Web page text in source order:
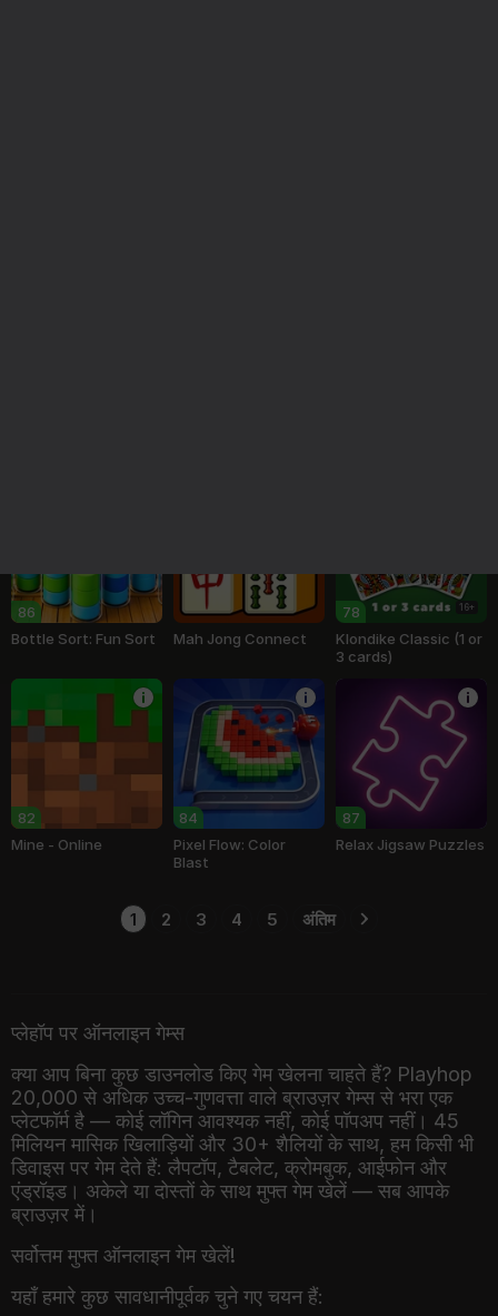
86
Bottle Sort: Fun Sort
Mah Jong Connect
78 16+
Klondike Classic (1 or
3 cards)
82
Mine - Online
84
Pixel Flow: Color
Blast
87
Relax Jigsaw Puzzles
1 2 3 4 5 अंतिम
प्लेहॉप पर ऑनलाइन गेम्स
क्या आप बिना कुछ डाउनलोड किए गेम खेलना चाहते हैं? Playhop
20,000 से अधिक उच्च-गुणवत्ता वाले ब्राउज़र गेम्स से भरा एक
प्लेटफॉर्म है — कोई लॉगिन आवश्यक नहीं, कोई पॉपअप नहीं। 45
मिलियन मासिक खिलाड़ियों और 30+ शैलियों के साथ, हम किसी भी
डिवाइस पर गेम देते हैं: लैपटॉप, टैबलेट, क्रोमबुक, आईफोन और
एंड्रॉइड। अकेले या दोस्तों के साथ मुफ्त गेम खेलें — सब आपके
ब्राउज़र में।
सर्वोत्तम मुफ्त ऑनलाइन गेम खेलें!
यहाँ हमारे कुछ सावधानीपूर्वक चुने गए चयन हैं: